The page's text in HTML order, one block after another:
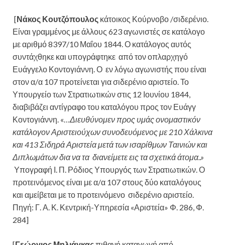
[Νάκος Κουτζόπουλος κάτοικος Κούρνοβο /σιδερένιο.
Είναι γραμμένος με άλλους 623 αγωνιστές σε κατάλογο
με αριθμό 8397/10 Μαΐου 1844. Ο κατάλογος αυτός
συντάχθηκε και υπογράφτηκε από τον οπλαρχηγό
Ευάγγελο Κοντογιάννη. Ο εν λόγω αγωνιστής που είναι
στον α/α 107 προτείνεται για σιδερένιο αριστείο. Το
Υπουργείο των Στρατιωτικών στις 12 Ιουνίου 1844,
διαβιβάζει αντίγραφο του καταλόγου προς τον Ευάγγ
Κοντογιάννη. «…Διευθύνομεν προς υμάς ονομαστικόν
κατάλογον Αριστειούχων συνοδευόμενος με 210 Χάλκινα
και 413 Σιδηρά Αριστεία μετά των ισαρίθμων Ταινιών και
Διπλωμάτων δια να τα διανείμετε εις τα σχετικά άτομα..»
Υπογραφή Ι. Π. Ρόδιος Υπουργός των Στρατιωτικών. Ο
προτεινόμενος είναι με α/α 107 στους δύο καταλόγους
και αμείβεται με το προτεινόμενο σιδερένιο αριστείο.
Πηγή: Γ. Α. Κ. Κεντρική-Υπηρεσία «Αριστεία» Φ. 286, Φ.
284]